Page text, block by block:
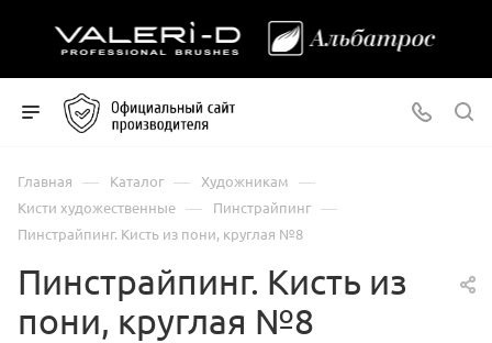
Главная — Каталог — Художникам —
Кисти художественные — Пинстрайпинг —
Пинстрайпинг. Кисть из пони, круглая №8
Пинстрайпинг. Кисть из
пони, круглая №8